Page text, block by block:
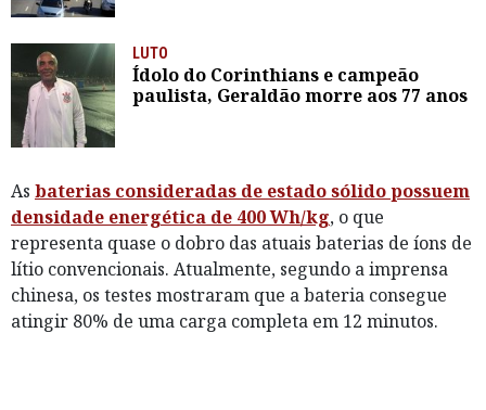
LUTO
Ídolo do Corinthians e campeão
paulista, Geraldão morre aos 77 anos
As baterias consideradas de estado sólido possuem
densidade energética de 400 Wh/kg, o que
representa quase o dobro das atuais baterias de íons de
lítio convencionais. Atualmente, segundo a imprensa
chinesa, os testes mostraram que a bateria consegue
atingir 80% de uma carga completa em 12 minutos.